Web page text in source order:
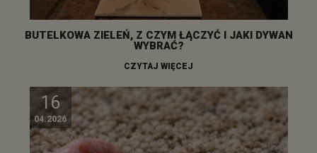
BUTELKOWA ZIELEŃ, Z CZYM ŁĄCZYĆ I JAKI DYWAN
WYBRAĆ?
CZYTAJ WIĘCEJ
16
04.2026